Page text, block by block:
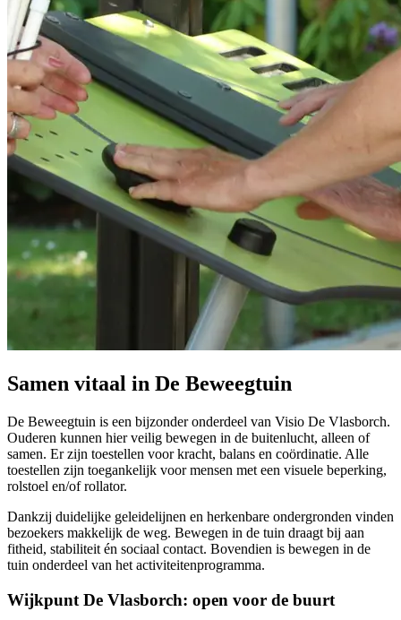
Samen vitaal in De Beweegtuin
De Beweegtuin is een bijzonder onderdeel van Visio De Vlasborch.
Ouderen kunnen hier veilig bewegen in de buitenlucht, alleen of
samen. Er zijn toestellen voor kracht, balans en coördinatie. Alle
toestellen zijn toegankelijk voor mensen met een visuele beperking,
rolstoel en/of rollator.
Dankzij duidelijke geleidelijnen en herkenbare ondergronden vinden
bezoekers makkelijk de weg. Bewegen in de tuin draagt bij aan
fitheid, stabiliteit én sociaal contact. Bovendien is bewegen in de
tuin onderdeel van het activiteitenprogramma.
Wijkpunt De Vlasborch: open voor de buurt